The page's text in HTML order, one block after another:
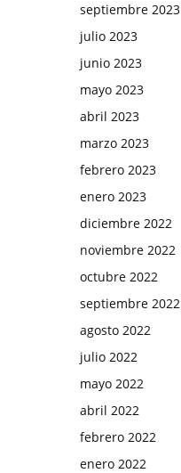
septiembre 2023
julio 2023
junio 2023
mayo 2023
abril 2023
marzo 2023
febrero 2023
enero 2023
diciembre 2022
noviembre 2022
octubre 2022
septiembre 2022
agosto 2022
julio 2022
mayo 2022
abril 2022
febrero 2022
enero 2022